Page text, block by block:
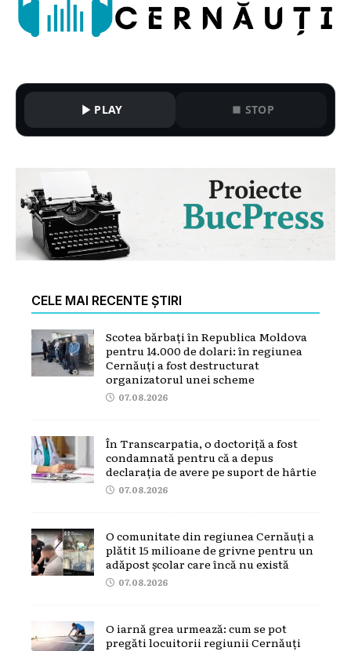
PLAY STOP
CELE MAI RECENTE ȘTIRI
Scotea bărbați în Republica Moldova
pentru 14.000 de dolari: în regiunea
Cernăuți a fost destructurat
organizatorul unei scheme
07.08.2026
În Transcarpatia, o doctoriță a fost
condamnată pentru că a depus
declarația de avere pe suport de hârtie
07.08.2026
O comunitate din regiunea Cernăuți a
plătit 15 milioane de grivne pentru un
adăpost școlar care încă nu există
07.08.2026
O iarnă grea urmează: cum se pot
pregăti locuitorii regiunii Cernăuți